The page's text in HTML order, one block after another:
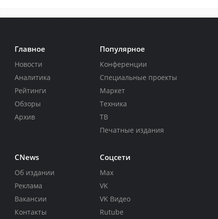
Главное
Новости
Аналитика
Рейтинги
Обзоры
Архив
Популярное
Конференции
Специальные проекты
Маркет
Техника
ТВ
Печатные издания
CNews
Об издании
Реклама
Вакансии
Контакты
Соцсети
Max
VK
VK Видео
Rutube